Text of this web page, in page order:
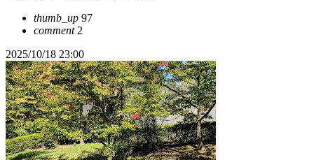
thumb_up 97
comment2
2025/10/18 23:00